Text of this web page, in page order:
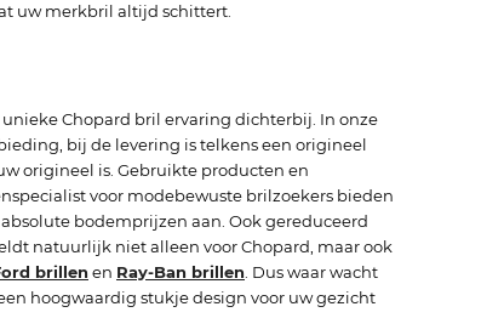
uw merkbril altijd schittert.
Chopard bril ervaring dichterbij. In onze
bij de levering is telkens een origineel
origineel is. Gebruikte producten en
voor modebewuste brilzoekers bieden
bodemprijzen aan. Ook gereduceerd
natuurlijk niet alleen voor Chopard, maar ook
brillen en Ray-Ban brillen. Dus waar wacht
hoogwaardig stukje design voor uw gezicht